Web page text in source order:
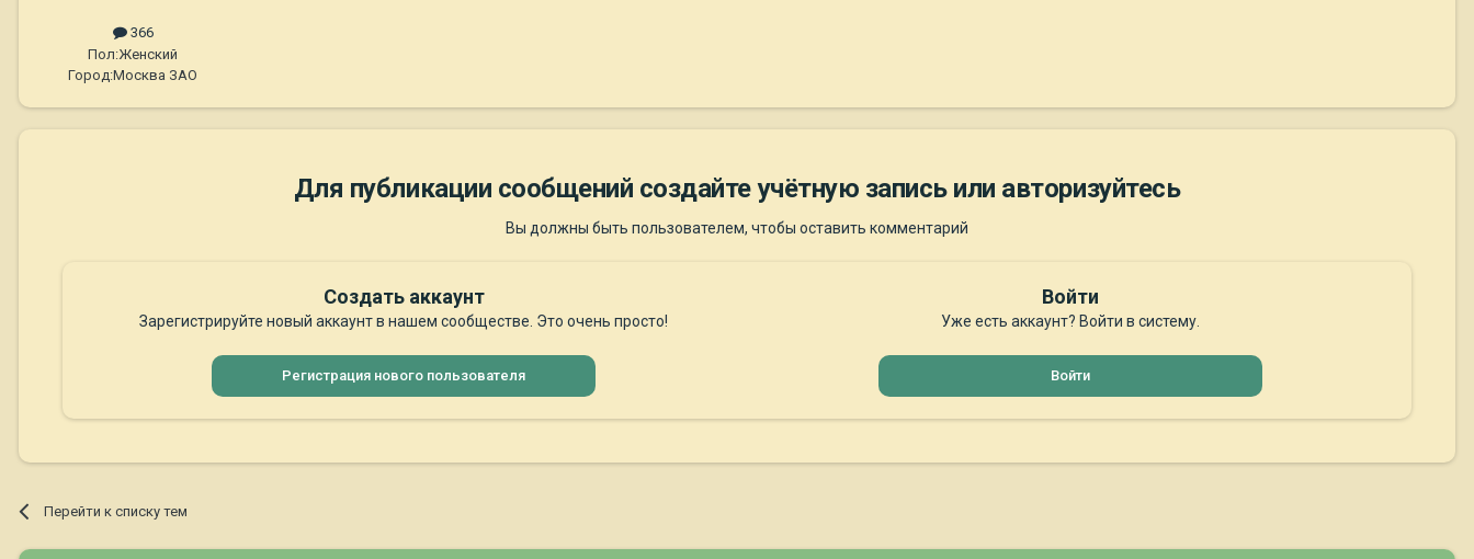
366
Пол:Женский
Город:Москва ЗАО
Для публикации сообщений создайте учётную запись или авторизуйтесь
Вы должны быть пользователем, чтобы оставить комментарий
Создать аккаунт
Зарегистрируйте новый аккаунт в нашем сообществе. Это очень просто!
Регистрация нового пользователя
Войти
Уже есть аккаунт? Войти в систему.
Войти
Перейти к списку тем